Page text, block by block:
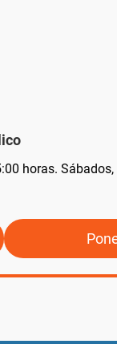
horas. Sábados,